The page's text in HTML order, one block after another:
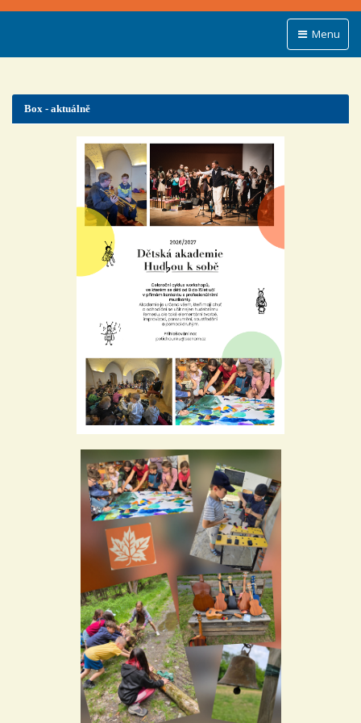
Menu
Box - aktuálně